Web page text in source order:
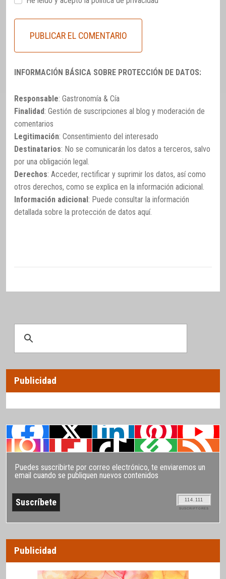
INFORMACIÓN BÁSICA SOBRE PROTECCIÓN DE DATOS:
Responsable: Gastronomía & Cía
Finalidad: Gestión de suscripciones al blog y moderación de
comentarios
Legitimación: Consentimiento del interesado
Destinatarios: No se comunicarán los datos a terceros, salvo
por una obligación legal.
Derechos: Acceder, rectificar y suprimir los datos, así como
otros derechos, como se explica en la información adicional.
Información adicional: Puede consultar la información
detallada sobre la protección de datos aquí.
Publicidad
Puedes suscribirte por correo electrónico, te enviaremos un
email cuando se publiquen nuevos contenidos
114.111
SUSCRIPTORES
Publicidad